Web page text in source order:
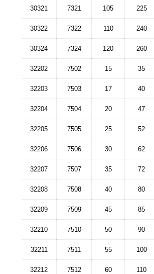
30321 7321 105 225
30322 7322 110 240
30324 7324 120 260
32202 7502 15 35
32203 7503 17 40
32204 7504 20 47
32205 7505 25 52
32206 7506 30 62
32207 7507 35 72
32208 7508 40 80
32209 7509 45 85
32210 7510 50 90
32211 7511 55 100
32212 7512 60 110